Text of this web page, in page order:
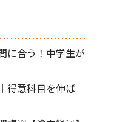
に合う！中学生が
得意科目を伸ば